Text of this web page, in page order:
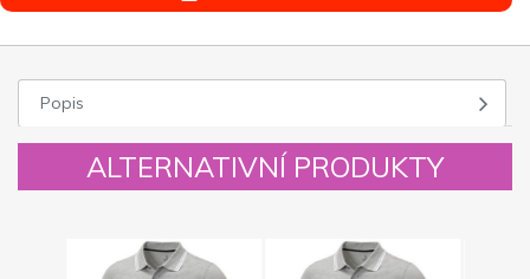
Popis
ALTERNATIVNÍ PRODUKTY